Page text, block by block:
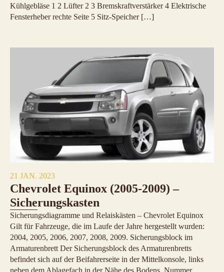
Kühlgebläse 1 2 Lüfter 2 3 Bremskraftverstärker 4 Elektrische
Fensterheber rechte Seite 5 Sitz-Speicher […]
21 JAN. 2023
Chevrolet Equinox (2005-2009) –
Sicherungskasten
Sicherungsdiagramme und Relaiskästen – Chevrolet Equinox
Gilt für Fahrzeuge, die im Laufe der Jahre hergestellt wurden:
2004, 2005, 2006, 2007, 2008, 2009. Sicherungsblock im
Armaturenbrett Der Sicherungsblock des Armaturenbretts
befindet sich auf der Beifahrerseite in der Mittelkonsole, links